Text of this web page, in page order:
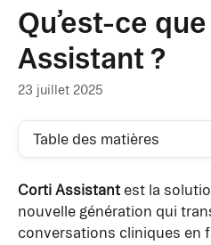
Qu’est-ce
Assistant ?
23 juillet 2025
Table des matières
Corti Assistant est la
nouvelle génération qui
conversations cliniques en